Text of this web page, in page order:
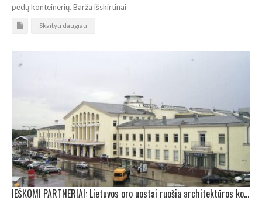
pėdų konteinerių. Barža išskirtinai
Skaityti daugiau
IEŠKOMI PARTNERIAI: Lietuvos oro uostai ruošia architektūros konkursą